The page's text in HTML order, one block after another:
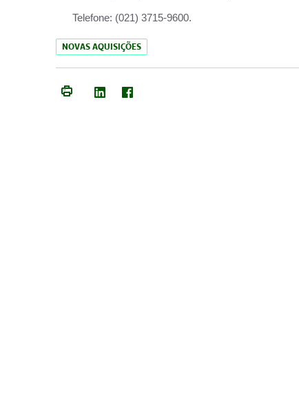
Telefone: (021) 3715-9600.
NOVAS AQUISIÇÕES